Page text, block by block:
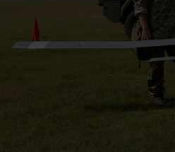
My account